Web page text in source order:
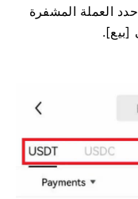
العملة المشفرة
[بيع].